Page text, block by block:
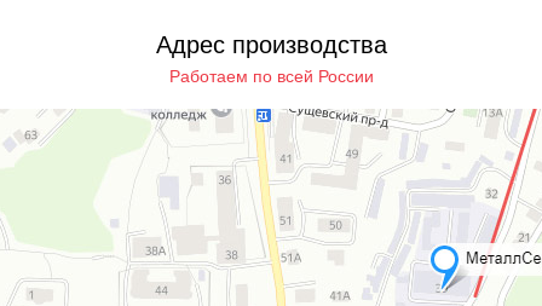
Адрес производства
Работаем по всей России